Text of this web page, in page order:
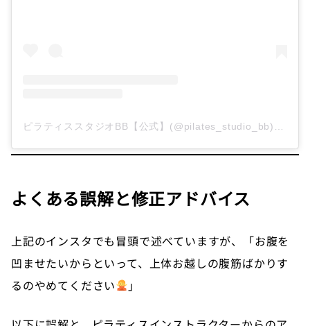
よくある誤解と修正アドバイス
上記のインスタでも冒頭で述べていますが、「お腹を
凹ませたいからといって、上体お越しの腹筋ばかりす
るのやめてください
」